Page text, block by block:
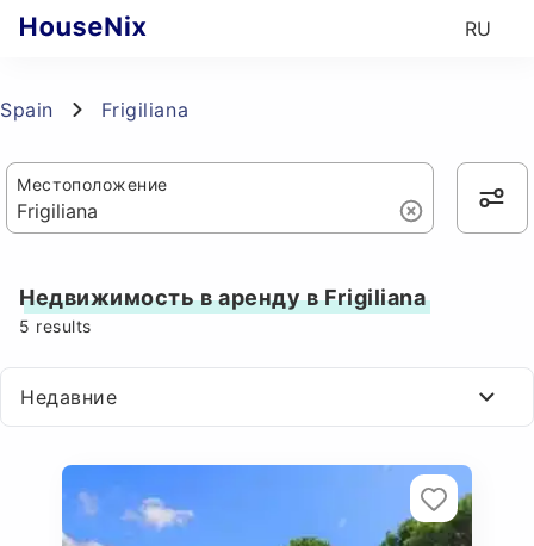
RU
Spain Frigiliana
Местоположение
Недвижимость в аренду в Frigiliana
5 results
Недавние